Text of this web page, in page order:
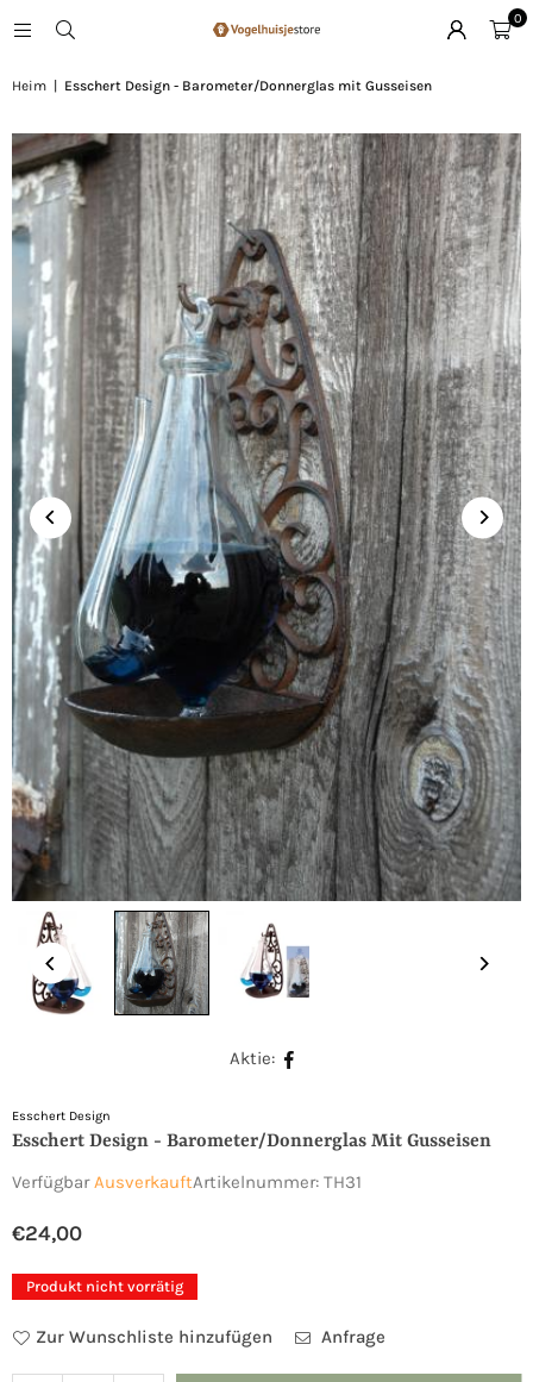
0
Heim Esschert Design - Barometer/Donnerglas mit Gusseisen
Aktie:
Esschert Design
Esschert Design - Barometer/Donnerglas Mit Gusseisen
VerfügbarAusverkauftArtikelnummer: TH31
Normaler
Preis
€24,00
Produkt nicht vorrätig
Zur Wunschliste hinzufügen Anfrage